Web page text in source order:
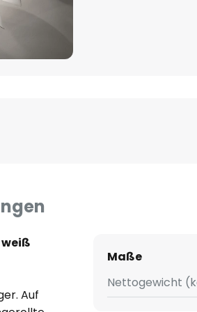
Auf
Maße
Nettogewicht